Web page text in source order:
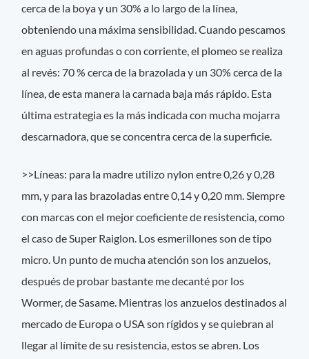
cerca de la boya y un 30% a lo largo de la línea,
obteniendo una máxima sensibilidad. Cuando pescamos
en aguas profundas o con corriente, el plomeo se realiza
al revés: 70 % cerca de la brazolada y un 30% cerca de la
línea, de esta manera la carnada baja más rápido. Esta
última estrategia es la más indicada con mucha mojarra
descarnadora, que se concentra cerca de la superficie.
>>Líneas: para la madre utilizo nylon entre 0,26 y 0,28
mm, y para las brazoladas entre 0,14 y 0,20 mm. Siempre
con marcas con el mejor coeficiente de resistencia, como
el caso de Super Raiglon. Los esmerillones son de tipo
micro. Un punto de mucha atención son los anzuelos,
después de probar bastante me decanté por los
Wormer, de Sasame. Mientras los anzuelos destinados al
mercado de Europa o USA son rígidos y se quiebran al
llegar al límite de su resistencia, estos se abren. Los